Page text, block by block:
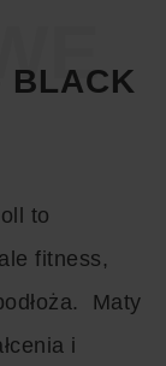
BLACK
to
fitness,
Maty
i